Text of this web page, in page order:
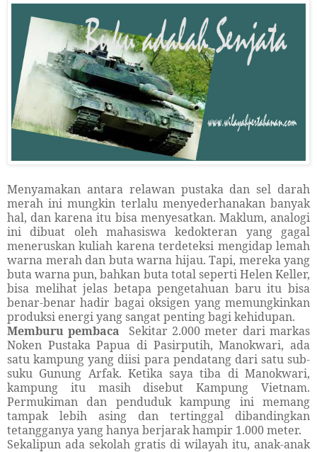
Menyamakan antara relawan pustaka dan sel darah
merah ini mungkin terlalu menyederhanakan banyak
hal, dan karena itu bisa menyesatkan. Maklum, analogi
ini dibuat oleh mahasiswa kedokteran yang gagal
meneruskan kuliah karena terdeteksi mengidap lemah
warna merah dan buta warna hijau. Tapi, mereka yang
buta warna pun, bahkan buta total seperti Helen Keller,
bisa melihat jelas betapa pengetahuan baru itu bisa
benar-benar hadir bagai oksigen yang memungkinkan
produksi energi yang sangat penting bagi kehidupan.
Memburu pembaca Sekitar 2.000 meter dari markas
Noken Pustaka Papua di Pasirputih, Manokwari, ada
satu kampung yang diisi para pendatang dari satu sub-
suku Gunung Arfak. Ketika saya tiba di Manokwari,
kampung itu masih disebut Kampung Vietnam.
Permukiman dan penduduk kampung ini memang
tampak lebih asing dan tertinggal dibandingkan
tetangganya yang hanya berjarak hampir 1.000 meter.
Sekalipun ada sekolah gratis di wilayah itu, anak-anak